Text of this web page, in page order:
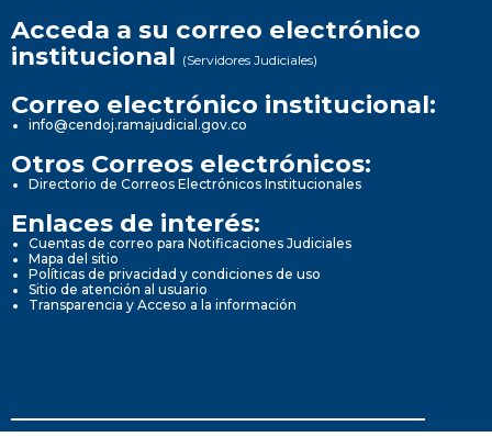
Acceda a su correo electrónico
institucional (Servidores Judiciales)
Correo electrónico institucional:
info@cendoj.ramajudicial.gov.co
Otros Correos electrónicos:
Directorio de Correos Electrónicos Institucionales
Enlaces de interés:
Cuentas de correo para Notificaciones Judiciales
Mapa del sitio
Políticas de privacidad y condiciones de uso
Sitio de atención al usuario
Transparencia y Acceso a la información